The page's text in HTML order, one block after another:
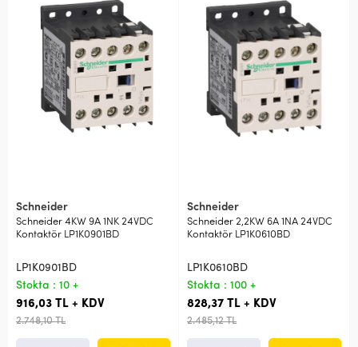
Schneider
Schneider 4KW 9A 1NK 24VDC
Kontaktör LP1K0901BD
LP1K0901BD
Stokta : 10 +
916,03 TL + KDV
2.748,10 TL
Schneider
Schneider 2,2KW 6A 1NA 24VDC
Kontaktör LP1K0610BD
LP1K0610BD
Stokta : 100 +
828,37 TL + KDV
2.485,12 TL